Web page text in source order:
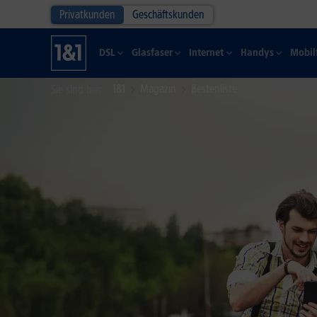
Privatkunden Geschäftskunden
DSL Glasfaser Internet Handys